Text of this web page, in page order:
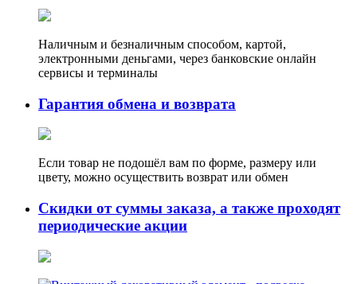
Наличным и безналичным способом, картой,
электронными деньгами, через банковские онлайн
сервисы и терминалы
Гарантия обмена и возврата
Если товар не подошёл вам по форме, размеру или
цвету, можно осуществить возврат или обмен
Скидки от суммы заказа, а также проходят
периодические акции